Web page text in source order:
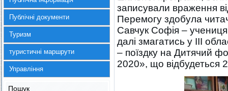
Публічні документи
Туризм
туристичні маршрути
Управління
Пошук
записували враження
Перемогу здобула
Савчук Софія –
далі змагатись у ІІІ
– поїздку на Дитячий
2020», що відбудеться